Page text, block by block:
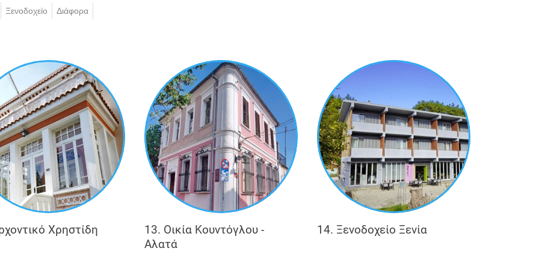
και άλλα εντυπωσιακά, όπως ο Κινηματογράφος Μέγκα Κιν, το Αρχοντικό Καραδήμογλου και
Έτσι, ο επισκέπτης μπορεί να εξερευνήσει την αρμονική συνύπαρξη των παραδοσιακών και
που χαρακτηρίζουν την πόλη της Ξάνθης και εκφράζονται απόλυτα στη συνοικία του Καβακίου.
Ξενοδοχείο Διάφορα
Χρηστίδη
13. Οικία Κουντόγλου -
Αλατά
14. Ξενοδοχείο Ξενία